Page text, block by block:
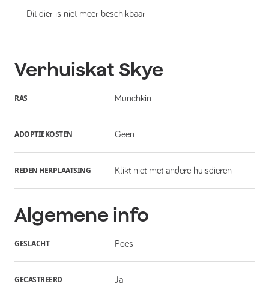
Dit dier is niet meer beschikbaar
Verhuiskat Skye
RAS Munchkin
ADOPTIEKOSTEN Geen
REDEN HERPLAATSING Klikt niet met andere huisdieren
Algemene info
GESLACHT Poes
GECASTREERD Ja